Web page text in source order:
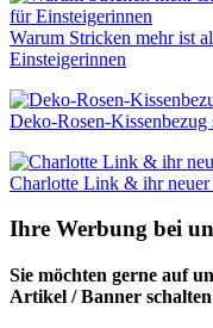
Warum Stricken mehr ist
Einsteigerinnen
Deko-Rosen-Kissenbezug
Charlotte Link & ihr neuer
Ihre Werbung bei
Sie möchten gerne auf
Artikel / Banner